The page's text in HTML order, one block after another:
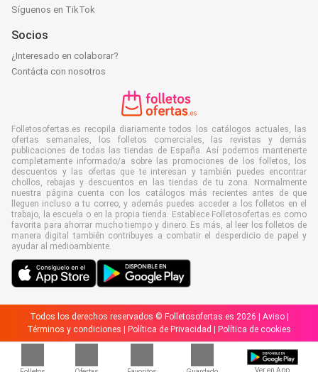
Ver en App
Síguenos en TikTok
Socios
¿Interesado en colaborar?
Contácta con nosotros
Folletosofertas.es recopila diariamente todos los catálogos actuales, las
ofertas semanales, los folletos comerciales, las revistas y demás
publicaciones de todas las tiendas de España. Así podemos mantenerte
completamente informado/a sobre las promociones de los folletos, los
descuentos y las ofertas que te interesan y también puedes encontrar
chollos, rebajas y descuentos en las tiendas de tu zona. Normalmente
nuestra página cuenta con los catálogos más recientes antes de que
lleguen incluso a tu correo, y además puedes acceder a los folletos en el
trabajo, la escuela o en la propia tienda. Establece Folletosofertas.es como
favorita para ahorrar mucho tiempo y dinero. Es más, al leer los folletos de
manera digital también contribuyes a combatir el desperdicio de papel y
ayudar al medioambiente.
Todos los derechos reservados © Folletosofertas.es 2026 | Aviso|
Términos y condiciones | Política de Privacidad | Política de cookies